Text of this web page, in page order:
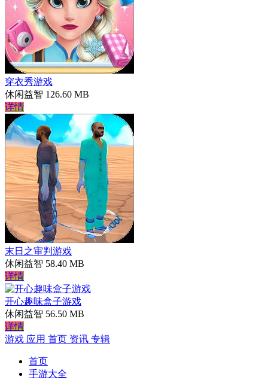
穿衣秀游戏
休闲益智 126.60 MB
详情
末日之审判游戏
休闲益智 58.40 MB
详情
开心趣味盒子游戏
休闲益智 56.50 MB
详情
游戏 应用 首页 资讯 专辑
首页
手游大全